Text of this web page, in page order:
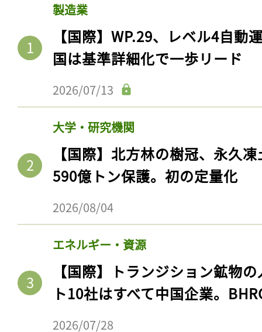
製造業
【国際】WP.29、レベル4自動
国は基準詳細化で一歩リード
2026/07/13
大学・研究機関
【国際】北方林の樹冠、永久
590億トン保護。初の定量化
2026/08/04
エネルギー・資源
【国際】トランジション鉱物
ト10社はすべて中国企業。
2026/07/28